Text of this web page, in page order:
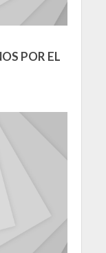
POR EL